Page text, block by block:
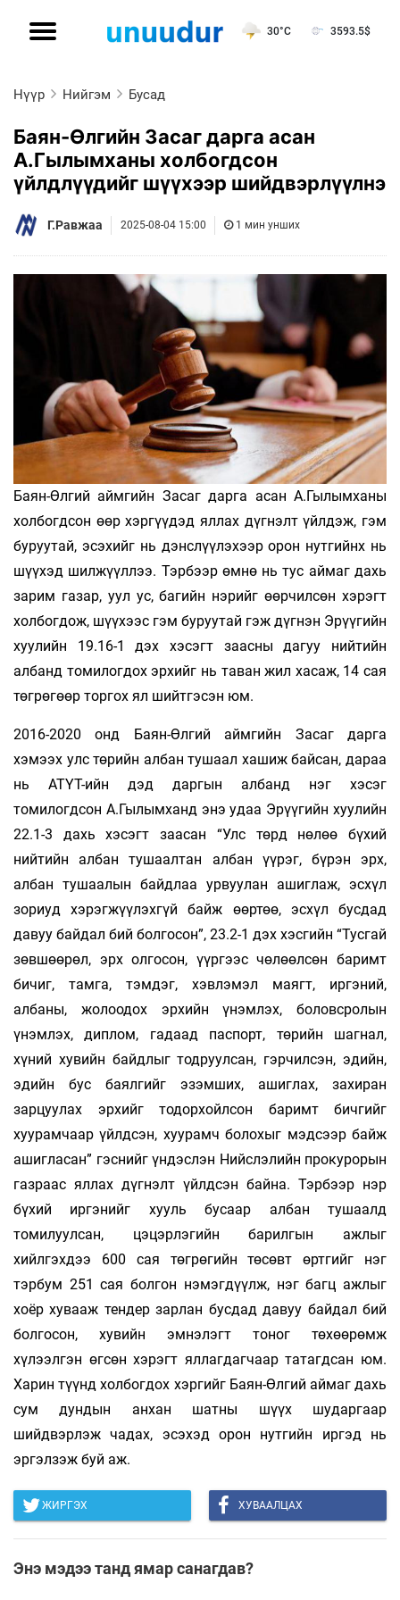
30°C 3593.5$
Нүүр Нийгэм Бусад
Баян-Өлгийн Засаг дарга асан
А.Гылымханы холбогдсон
үйлдлүүдийг шүүхээр шийдвэрлүүлнэ
Г.Равжаа 2025-08-04 15:00 1 мин унших
Баян-Өлгий аймгийн Засаг дарга асан А.Гылымханы
холбогдсон өөр хэргүүдэд яллах дүгнэлт үйлдэж, гэм
буруутай, эсэхийг нь дэнслүүлэхээр орон нутгийнх нь
шүүхэд шилжүүллээ. Тэрбээр өмнө нь тус аймаг дахь
зарим газар, уул ус, багийн нэрийг өөрчилсөн хэрэгт
холбогдож, шүүхээс гэм буруутай гэж дүгнэн Эрүүгийн
хуулийн 19.16-1 дэх хэсэгт заасны дагуу нийтийн
албанд томилогдох эрхийг нь таван жил хасаж, 14 сая
төгрөгөөр торгох ял шийтгэсэн юм.
2016-2020 онд Баян-Өлгий аймгийн Засаг дарга
хэмээх улс төрийн албан тушаал хашиж байсан, дараа
нь АТҮТ-ийн дэд даргын албанд нэг хэсэг
томилогдсон А.Гылымханд энэ удаа Эрүүгийн хуулийн
22.1-3 дахь хэсэгт заасан “Улс төрд нөлөө бүхий
нийтийн албан тушаалтан албан үүрэг, бүрэн эрх,
албан тушаалын байдлаа урвуулан ашиглаж, эсхүл
зориуд хэрэгжүүлэхгүй байж өөртөө, эсхүл бусдад
давуу байдал бий болгосон”, 23.2-1 дэх хэсгийн “Тусгай
зөвшөөрөл, эрх олгосон, үүргээс чөлөөлсөн баримт
бичиг, тамга, тэмдэг, хэвлэмэл маягт, иргэний,
албаны, жолоодох эрхийн үнэмлэх, боловсролын
үнэмлэх, диплом, гадаад паспорт, төрийн шагнал,
хүний хувийн байдлыг тодруулсан, гэрчилсэн, эдийн,
эдийн бус баялгийг эзэмших, ашиглах, захиран
зарцуулах эрхийг тодорхойлсон баримт бичгийг
хуурамчаар үйлдсэн, хуурамч болохыг мэдсээр байж
ашигласан” гэснийг үндэслэн Нийслэлийн прокурорын
газраас яллах дүгнэлт үйлдсэн байна. Тэрбээр нэр
бүхий иргэнийг хууль бусаар албан тушаалд
томилуулсан, цэцэрлэгийн барилгын ажлыг
хийлгэхдээ 600 сая төгрөгийн төсөвт өртгийг нэг
тэрбум 251 сая болгон нэмэгдүүлж, нэг багц ажлыг
хоёр хувааж тендер зарлан бусдад давуу байдал бий
болгосон, хувийн эмнэлэгт тоног төхөөрөмж
хүлээлгэн өгсөн хэрэгт яллагдагчаар татагдсан юм.
Харин түүнд холбогдох хэргийг Баян-Өлгий аймаг дахь
сум дундын анхан шатны шүүх шударгаар
шийдвэрлэж чадах, эсэхэд орон нутгийн иргэд нь
эргэлзэж буй аж.
ЖИРГЭХ ХУВААЛЦАХ
Энэ мэдээ танд ямар санагдав?